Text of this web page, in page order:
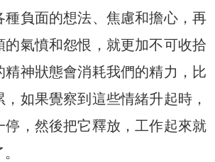
種負面的想法、焦慮和擔心，再
的氣憤和怨恨，就更加不可收拾
精神狀態會消耗我們的精力，比
如果覺察到這些情緒升起時，
停，然後把它釋放，工作起來就